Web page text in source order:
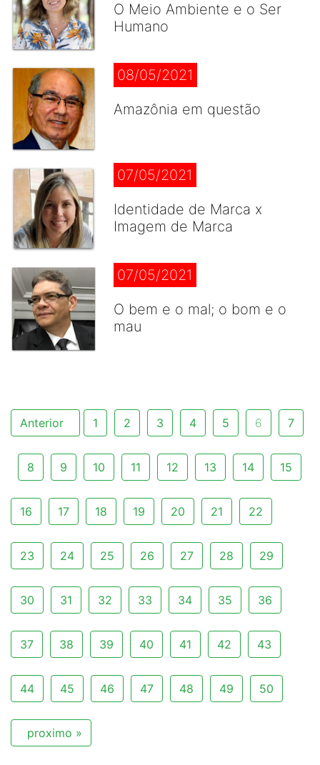
O Meio Ambiente e o Ser
Humano
08/05/2021
Amazônia em questão
07/05/2021
Identidade de Marca x
Imagem de Marca
07/05/2021
O bem e o mal; o bom e o
mau
Anterior 1 2 3 4 5 6 7
8 9 10 11 12 13 14 15
16 17 18 19 20 21 22
23 24 25 26 27 28 29
30 31 32 33 34 35 36
37 38 39 40 41 42 43
44 45 46 47 48 49 50
proximo »